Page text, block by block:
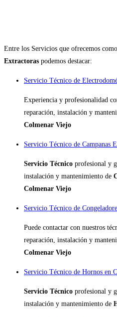
Entre los Servicios que ofrecemos como
Extractoras podemos destacar:
Servicio Técnico de
Experiencia y profesionalidad
reparación, instalación y
Colmenar Viejo
Servicio Técnico de Campanas
Servicio Técnico profesional y
instalación y mantenimiento de
Colmenar Viejo
Servicio Técnico de
Puede contactar con nuestros
reparación, instalación y
Colmenar Viejo
Servicio Técnico de Hornos en
Servicio Técnico profesional y
instalación y mantenimiento de